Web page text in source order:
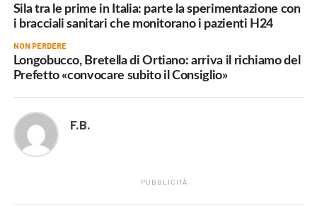
Sila tra le prime in Italia: parte la sperimentazione con
i bracciali sanitari che monitorano i pazienti H24
NON PERDERE
Longobucco, Bretella di Ortiano: arriva il richiamo del
Prefetto «convocare subito il Consiglio»
F.B.
PUBBLICITÀ